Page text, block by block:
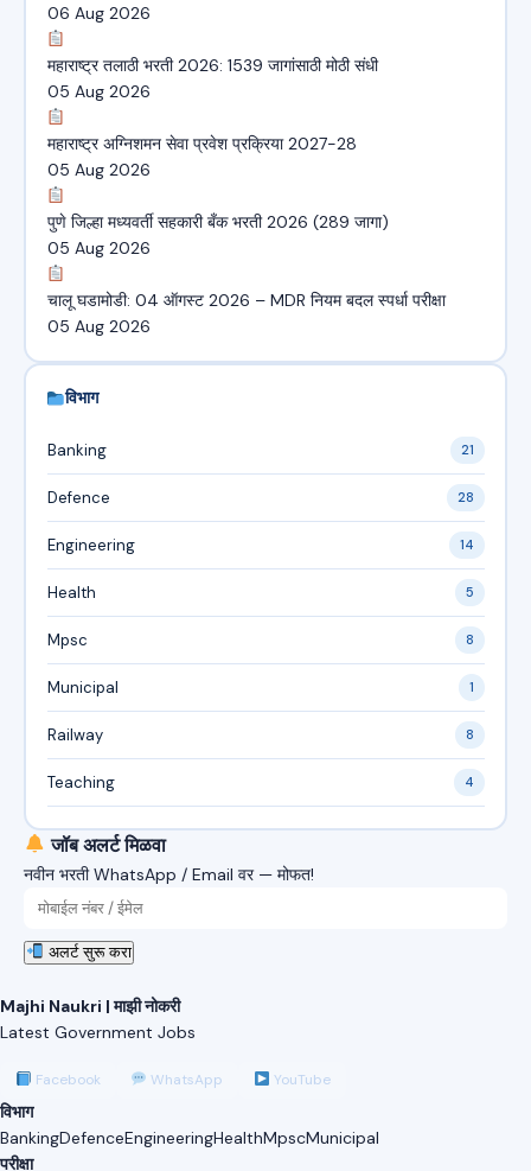
06 Aug 2026
महाराष्ट्र तलाठी भरती 2026: 1539 जागांसाठी मोठी संधी
05 Aug 2026
महाराष्ट्र अग्निशमन सेवा प्रवेश प्रक्रिया 2027-28
05 Aug 2026
पुणे जिल्हा मध्यवर्ती सहकारी बँक भरती 2026 (289 जागा)
05 Aug 2026
चालू घडामोडी: 04 ऑगस्ट 2026 – MDR नियम बदल स्पर्धा परीक्षा
05 Aug 2026
विभाग
Banking 21
Defence 28
Engineering 14
Health 5
Mpsc 8
Municipal 1
Railway 8
Teaching 4
जॉब अलर्ट मिळवा
नवीन भरती WhatsApp / Email वर — मोफत!
अलर्ट सुरू करा
Majhi Naukri | माझी नोकरी
Latest Government Jobs
Facebook WhatsApp YouTube
विभाग
BankingDefenceEngineeringHealthMpscMunicipal
परीक्षा